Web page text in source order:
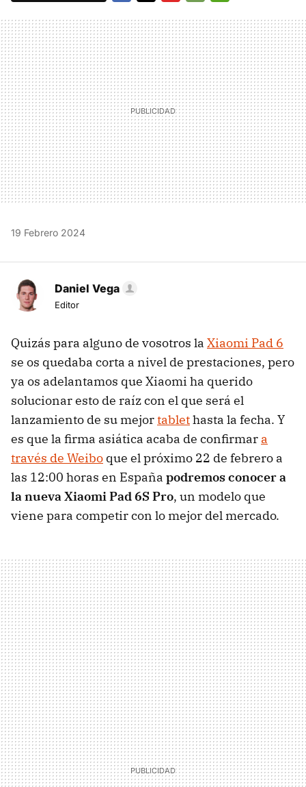
MAIL
19 Febrero 2024
Daniel Vega
Editor
Quizás para alguno de vosotros la Xiaomi Pad 6
se os quedaba corta a nivel de prestaciones, pero
ya os adelantamos que Xiaomi ha querido
solucionar esto de raíz con el que será el
lanzamiento de su mejortablethasta la fecha. Y
es que la firma asiática acaba de confirmar a
través de Weibo que el próximo 22 de febrero a
las 12:00 horas en España podremos conocer a
la nueva Xiaomi Pad 6S Pro, un modelo que
viene para competir con lo mejor del mercado.